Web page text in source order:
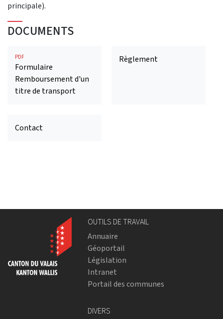
principale).
DOCUMENTS
PDF
Formulaire
Remboursement d'un
titre de transport
Règlement
Contact
OUTILS DE TRAVAIL
Annuaire
Géoportail
Législation
Intranet
Portail des communes
DIVERS